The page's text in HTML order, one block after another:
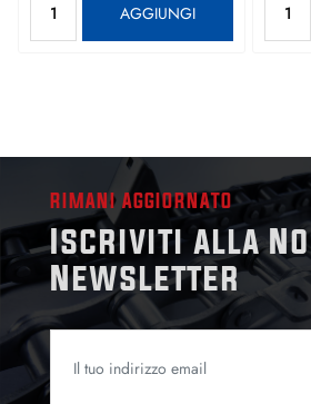
AGGIUNGI
RIMANI AGGIORNATO
Iscriviti alla
Newsletter